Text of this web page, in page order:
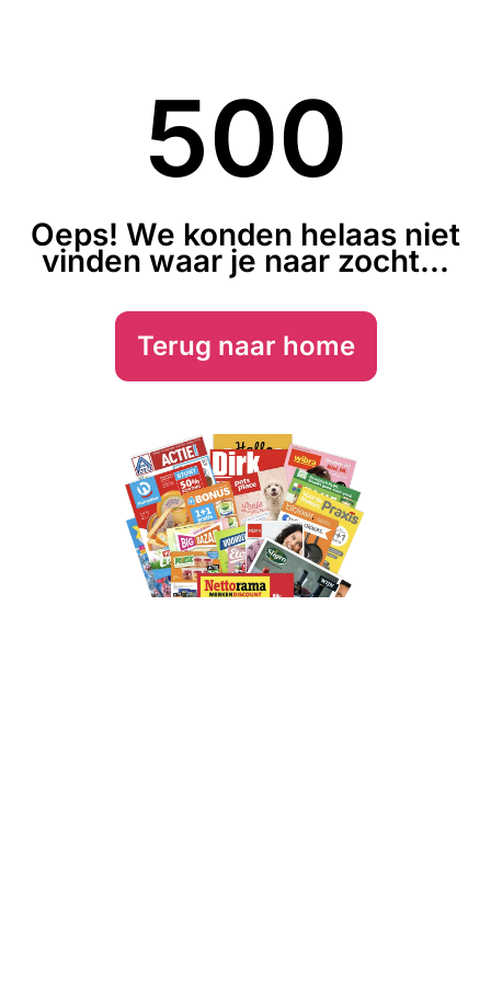
500
Oeps! We konden helaas niet
vinden waar je naar zocht...
Terug naar home